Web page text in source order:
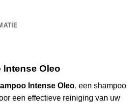
Oleo
Intense Oleo, een shampoo
een effectieve reiniging van uw